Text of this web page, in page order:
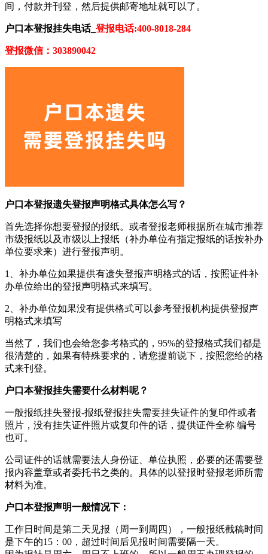
间，付款并刊登，然后提供邮寄地址就可以了。
户口本登报挂失电话_ 登报电话:400-8018-284
登报微信：303890042
户口本登报遗失登报声明格式具体怎么写？
首先选择你想要登报的报纸。或者登报老师根据所在城市推荐
市级报纸以及市级以上报纸（补办单位有指定报纸的话按补办
单位要求来）进行登报声明。
1、补办单位如果提供有遗失登报声明格式的话，按照证件补
办单位给出的登报声明格式来填写。
2、补办单位如果没有提供格式可以参考登报机构提供登报声
明格式来填写
当然了，我们也会给您参考格式的，95%的登报格式我们都是
很清楚的，如果有特殊要求的，请您提前说下，按照您给的格
式来刊登。
户口本登报挂失需要什么材料呢？
一般报纸挂失登报-报纸登报挂失需要挂失证件的复印件或者
照片，没有挂失证件照片或复印件的话，提供证件全称 编号
也可。
公司证件的话就需要法人身份证、单位执照，必要的还需要登
报内容盖章或者委托书之类的。具体的以登报时登报老师所需
材料为准。
户口本登报声明一般情况下：
工作日时间是第二天见报（周一到周四），一般报纸截稿时间
是下午的15：00，超过时间后见报时间需要隔一天。